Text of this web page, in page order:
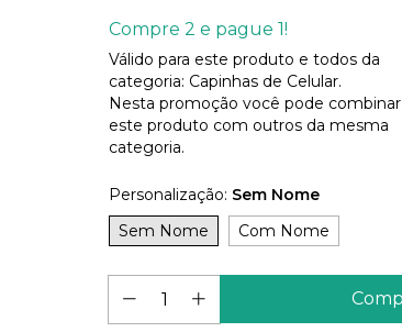
Compre 2 e pague 1!
Válido para este produto e todos da
categoria: Capinhas de Celular.
Nesta promoção você pode combinar
este produto com outros da mesma
categoria.
Personalização: Sem Nome
Sem Nome
Com Nome